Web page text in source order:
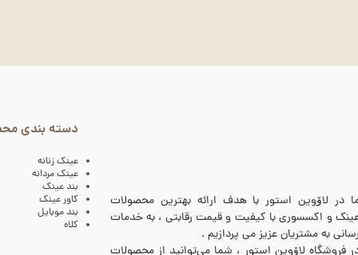
در لاۆوین استور با هدف ارائه بهترین محصولات
و اکسسوری با کیفیت و قیمت رقابتی ، به خدمات
به مشتریان عزیز می پردازیم .
فروشگاه لاۆوین استور ، شما می‌توانید از محصولات
دسته بندی
عینک زنانه
عینک مردانه
بند عینک
کاور عینک
بند موبایل
کلاه